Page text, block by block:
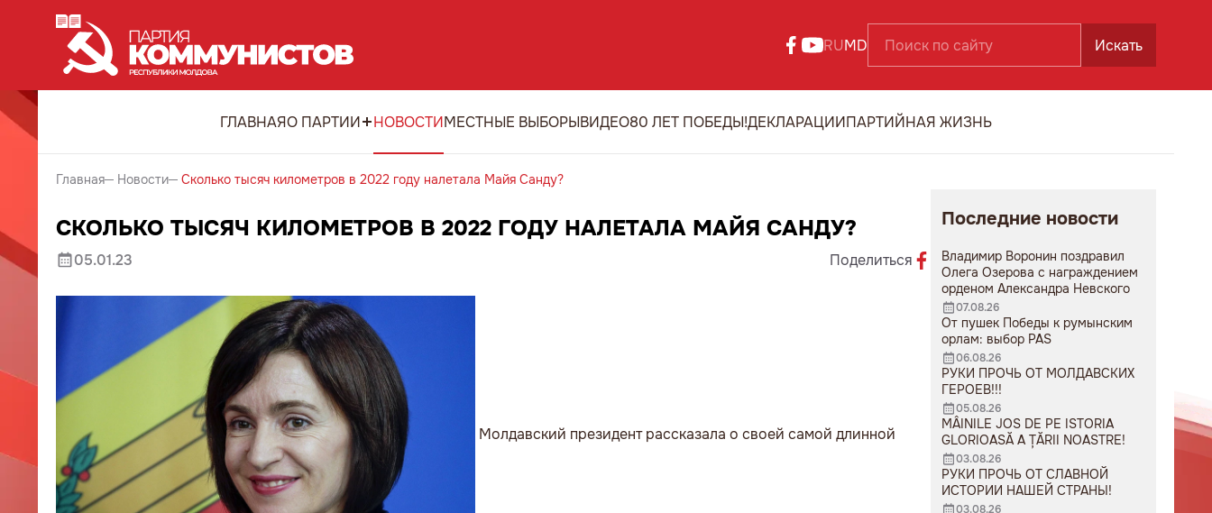
RUMD Искать
ГЛАВНАЯО ПАРТИИ НОВОСТИМЕСТНЫЕ ВЫБОРЫВИДЕО80 ЛЕТ ПОБЕДЫ!ДЕКЛАРАЦИИПАРТИЙНАЯ ЖИЗНЬ
Главная Новости Сколько тысяч километров в 2022 году налетала Майя Санду?
СКОЛЬКО ТЫСЯЧ КИЛОМЕТРОВ В 2022 ГОДУ НАЛЕТАЛА МАЙЯ САНДУ?
05.01.23 Поделиться
Молдавский президент рассказала о своей самой длинной
Последние новости
Владимир Воронин поздравил
Олега Озерова с награждением
орденом Александра Невского
07.08.26
От пушек Победы к румынским
орлам: выбор PAS
06.08.26
РУКИ ПРОЧЬ ОТ МОЛДАВСКИХ
ГЕРОЕВ!!!
05.08.26
MÂINILE JOS DE PE ISTORIA
GLORIOASĂ A ȚĂRII NOASTRE!
03.08.26
РУКИ ПРОЧЬ ОТ СЛАВНОЙ
ИСТОРИИ НАШЕЙ СТРАНЫ!
03.08.26